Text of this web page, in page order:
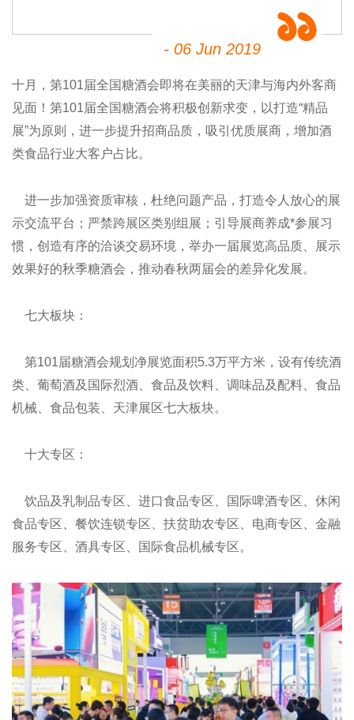
- 06 Jun 2019
十月，第101届全国糖酒会即将在美丽的天津与海内外客商
见面！第101届全国糖酒会将积极创新求变，以打造“精品
展”为原则，进一步提升招商品质，吸引优质展商，增加酒
类食品行业大客户占比。
进一步加强资质审核，杜绝问题产品，打造令人放心的展
示交流平台；严禁跨展区类别组展；引导展商养成*参展习
惯，创造有序的洽谈交易环境，举办一届展览高品质、展示
效果好的秋季糖酒会，推动春秋两届会的差异化发展。
七大板块：
第101届糖酒会规划净展览面积5.3万平方米，设有传统酒
类、葡萄酒及国际烈酒、食品及饮料、调味品及配料、食品
机械、食品包装、天津展区七大板块。
十大专区：
饮品及乳制品专区、进口食品专区、国际啤酒专区、休闲
食品专区、餐饮连锁专区、扶贫助农专区、电商专区、金融
服务专区、酒具专区、国际食品机械专区。